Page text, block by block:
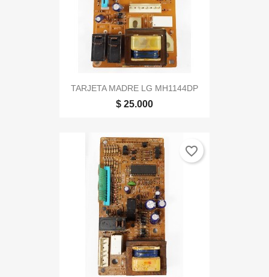
TARJETA MADRE LG MH1144DP
$ 25.000
favorite_border